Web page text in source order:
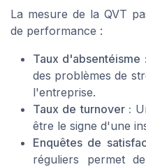
La mesure de la QVT
de performance :
Taux d'absentéisme :
des problèmes de
l'entreprise.
Taux de turnover :
être le signe d'une
Enquêtes de
réguliers permet